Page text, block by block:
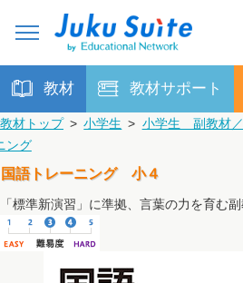
教材 教材サポート
教材トップ > 小学生 > 小学生 副教材
ング
国語トレーニング 小４
「標準新演習」に準拠、言葉の力を育む